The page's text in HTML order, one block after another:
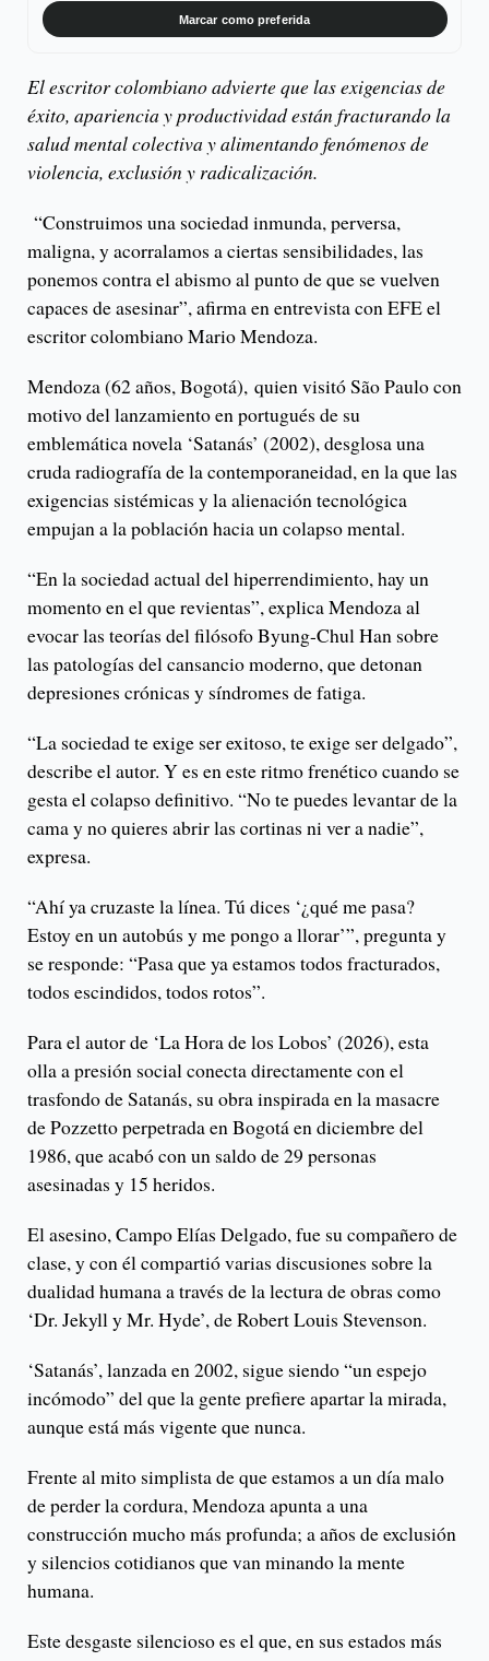
Marcar como preferida
El escritor colombiano advierte que las exigencias de
éxito, apariencia y productividad están fracturando la
salud mental colectiva y alimentando fenómenos de
violencia, exclusión y radicalización.
“Construimos una sociedad inmunda, perversa,
maligna, y acorralamos a ciertas sensibilidades, las
ponemos contra el abismo al punto de que se vuelven
capaces de asesinar”, afirma en entrevista con EFE el
escritor colombiano Mario Mendoza.
Mendoza (62 años, Bogotá), quien visitó São Paulo con
motivo del lanzamiento en portugués de su
emblemática novela ‘Satanás’ (2002), desglosa una
cruda radiografía de la contemporaneidad, en la que las
exigencias sistémicas y la alienación tecnológica
empujan a la población hacia un colapso mental.
“En la sociedad actual del hiperrendimiento, hay un
momento en el que revientas”, explica Mendoza al
evocar las teorías del filósofo Byung-Chul Han sobre
las patologías del cansancio moderno, que detonan
depresiones crónicas y síndromes de fatiga.
“La sociedad te exige ser exitoso, te exige ser delgado”,
describe el autor. Y es en este ritmo frenético cuando se
gesta el colapso definitivo. “No te puedes levantar de la
cama y no quieres abrir las cortinas ni ver a nadie”,
expresa.
“Ahí ya cruzaste la línea. Tú dices ‘¿qué me pasa?
Estoy en un autobús y me pongo a llorar’”, pregunta y
se responde: “Pasa que ya estamos todos fracturados,
todos escindidos, todos rotos”.
Para el autor de ‘La Hora de los Lobos’ (2026), esta
olla a presión social conecta directamente con el
trasfondo de Satanás, su obra inspirada en la masacre
de Pozzetto perpetrada en Bogotá en diciembre del
1986, que acabó con un saldo de 29 personas
asesinadas y 15 heridos.
El asesino, Campo Elías Delgado, fue su compañero de
clase, y con él compartió varias discusiones sobre la
dualidad humana a través de la lectura de obras como
‘Dr. Jekyll y Mr. Hyde’, de Robert Louis Stevenson.
‘Satanás’, lanzada en 2002, sigue siendo “un espejo
incómodo” del que la gente prefiere apartar la mirada,
aunque está más vigente que nunca.
Frente al mito simplista de que estamos a un día malo
de perder la cordura, Mendoza apunta a una
construcción mucho más profunda; a años de exclusión
y silencios cotidianos que van minando la mente
humana.
Este desgaste silencioso es el que, en sus estados más